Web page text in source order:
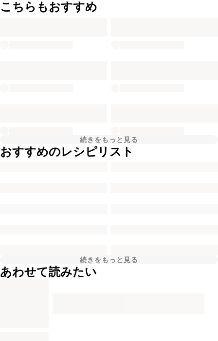
こちらもおすすめ
続きをもっと見る
おすすめのレシピリスト
続きをもっと見る
あわせて読みたい